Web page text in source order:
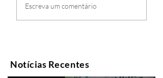
Escreva um comentário
Notícias Recentes